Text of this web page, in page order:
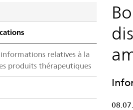
relatives à la
produits thérapeutiques